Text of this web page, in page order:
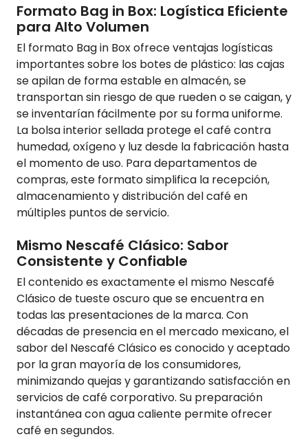
Formato Bag in Box: Logística Eficiente
para Alto Volumen
El formato Bag in Box ofrece ventajas logísticas
importantes sobre los botes de plástico: las cajas
se apilan de forma estable en almacén, se
transportan sin riesgo de que rueden o se caigan, y
se inventarían fácilmente por su forma uniforme.
La bolsa interior sellada protege el café contra
humedad, oxígeno y luz desde la fabricación hasta
el momento de uso. Para departamentos de
compras, este formato simplifica la recepción,
almacenamiento y distribución del café en
múltiples puntos de servicio.
Mismo Nescafé Clásico: Sabor
Consistente y Confiable
El contenido es exactamente el mismo Nescafé
Clásico de tueste oscuro que se encuentra en
todas las presentaciones de la marca. Con
décadas de presencia en el mercado mexicano, el
sabor del Nescafé Clásico es conocido y aceptado
por la gran mayoría de los consumidores,
minimizando quejas y garantizando satisfacción en
servicios de café corporativo. Su preparación
instantánea con agua caliente permite ofrecer
café en segundos.